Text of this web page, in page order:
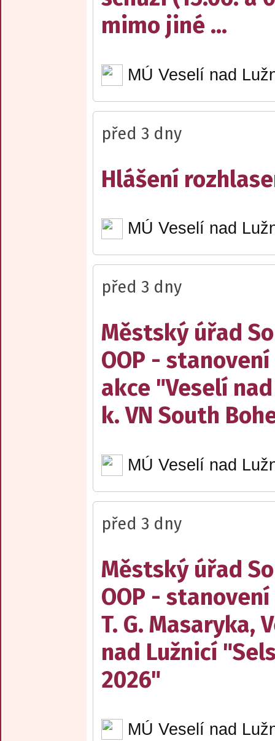
mimo jiné ...
MÚ Veselí nad
před 3 dny
Hlášení
MÚ Veselí nad
před 3 dny
Městský úřad
OOP -
akce "Veselí
k. VN South
MÚ Veselí nad
před 3 dny
Městský úřad
OOP -
T. G. Masaryka,
nad Lužnicí
2026"
MÚ Veselí nad